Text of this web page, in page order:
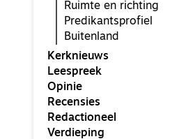
Ruimte en richting
Predikantsprofiel
Buitenland
Kerknieuws
Leespreek
Opinie
Recensies
Redactioneel
Verdieping